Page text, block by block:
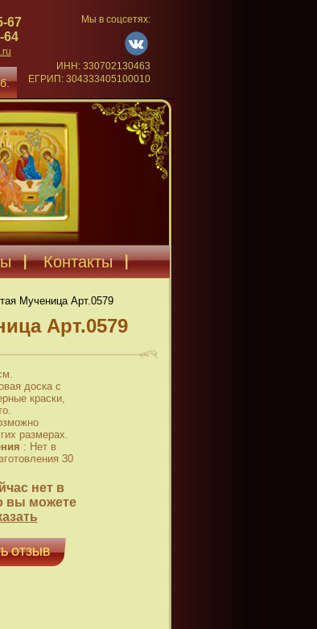
67
64
Мы в соцсетях:
ИНН: 330702130463
ЕГРИП: 304333405100010
Контакты
Мученица Арт.0579
Арт.0579
доска с
краски,
размерах.
: Нет в
30
нет в
вы можете
ОТЗЫВ